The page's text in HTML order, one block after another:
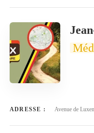
ADRESSE : Avenue de